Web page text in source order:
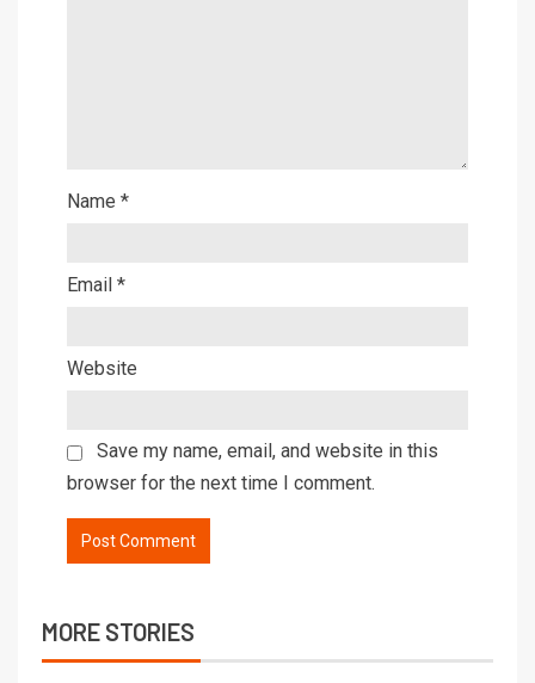
Name *
Email *
Website
Save my name, email, and website in this
browser for the next time I comment.
MORE STORIES